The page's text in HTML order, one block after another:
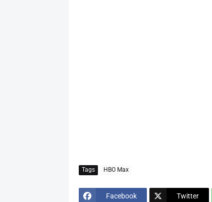
Tags HBO Max
Facebook Twitter